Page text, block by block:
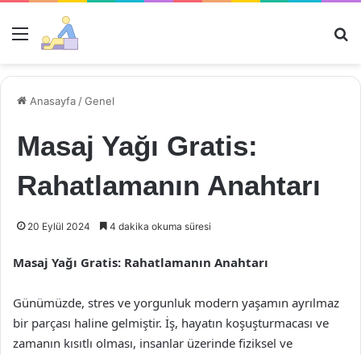
Menü
Anasayfa /Genel
Masaj Yağı Gratis:
Rahatlamanın Anahtarı
20 Eylül 2024 4 dakika okuma süresi
Masaj Yağı Gratis: Rahatlamanın Anahtarı
Günümüzde, stres ve yorgunluk modern yaşamın ayrılmaz
bir parçası haline gelmiştir. İş, hayatın koşuşturmacası ve
zamanın kısıtlı olması, insanlar üzerinde fiziksel ve